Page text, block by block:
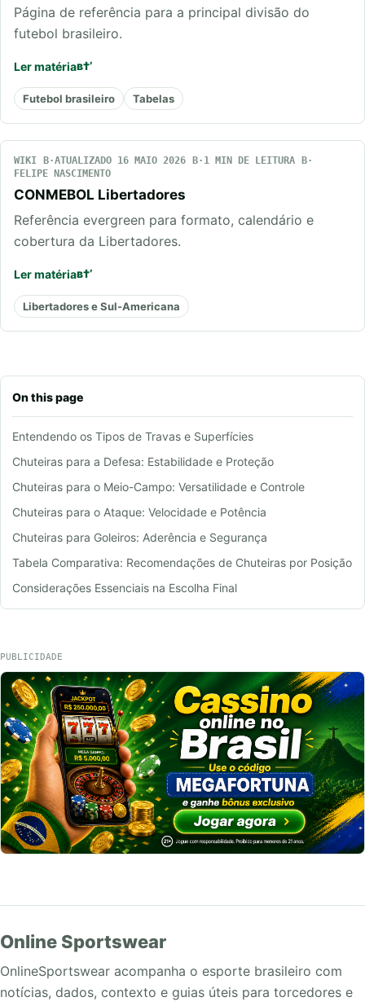
On this page
Entendendo os Tipos de Travas e Superfícies
Chuteiras para a Defesa: Estabilidade e Proteção
Chuteiras para o Meio-Campo: Versatilidade e Controle
Chuteiras para o Ataque: Velocidade e Potência
Chuteiras para Goleiros: Aderência e Segurança
Tabela Comparativa: Recomendações de Chuteiras por Posição
Considerações Essenciais na Escolha Final
Página de referência para a principal divisão do
futebol brasileiro.
Ler matéria
Futebol brasileiro Tabelas
WIKI ATUALIZADO 16 MAIO 2026
1 MIN DE LEITURA
FELIPE NASCIMENTO
CONMEBOL Libertadores
Referência evergreen para formato, calendário e
cobertura da Libertadores.
Ler matéria
Libertadores e Sul-Americana
PUBLICIDADE
Online Sportswear
OnlineSportswear acompanha o esporte brasileiro com
notícias, dados, contexto e guias úteis para torcedores e